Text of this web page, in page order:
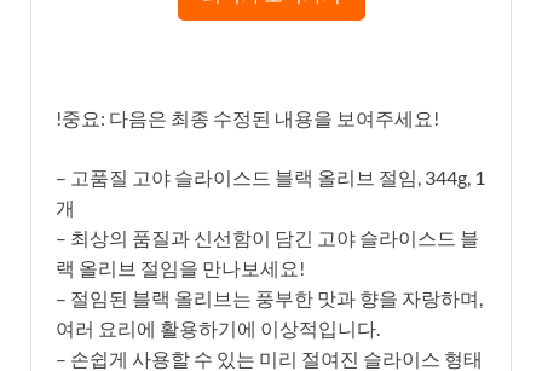
!중요: 다음은 최종 수정된 내용을 보여주세요!
– 고품질 고야 슬라이스드 블랙 올리브 절임, 344g, 1
개
– 최상의 품질과 신선함이 담긴 고야 슬라이스드 블
랙 올리브 절임을 만나보세요!
– 절임된 블랙 올리브는 풍부한 맛과 향을 자랑하며,
여러 요리에 활용하기에 이상적입니다.
– 손쉽게 사용할 수 있는 미리 절여진 슬라이스 형태